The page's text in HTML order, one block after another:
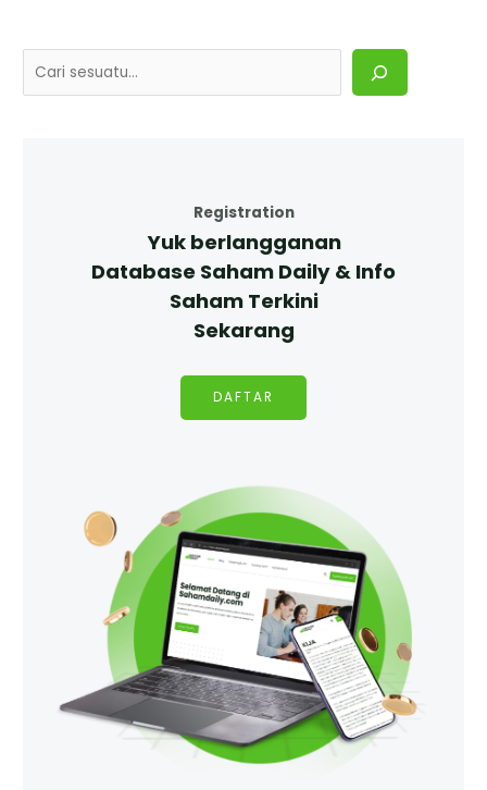
Registration
Yuk berlangganan
Database Saham Daily & Info
Saham Terkini
Sekarang
DAFTAR